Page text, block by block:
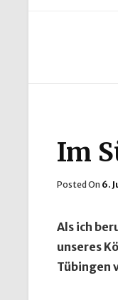
Im
Posted On 6.
Als ich
unseres
Tübingen